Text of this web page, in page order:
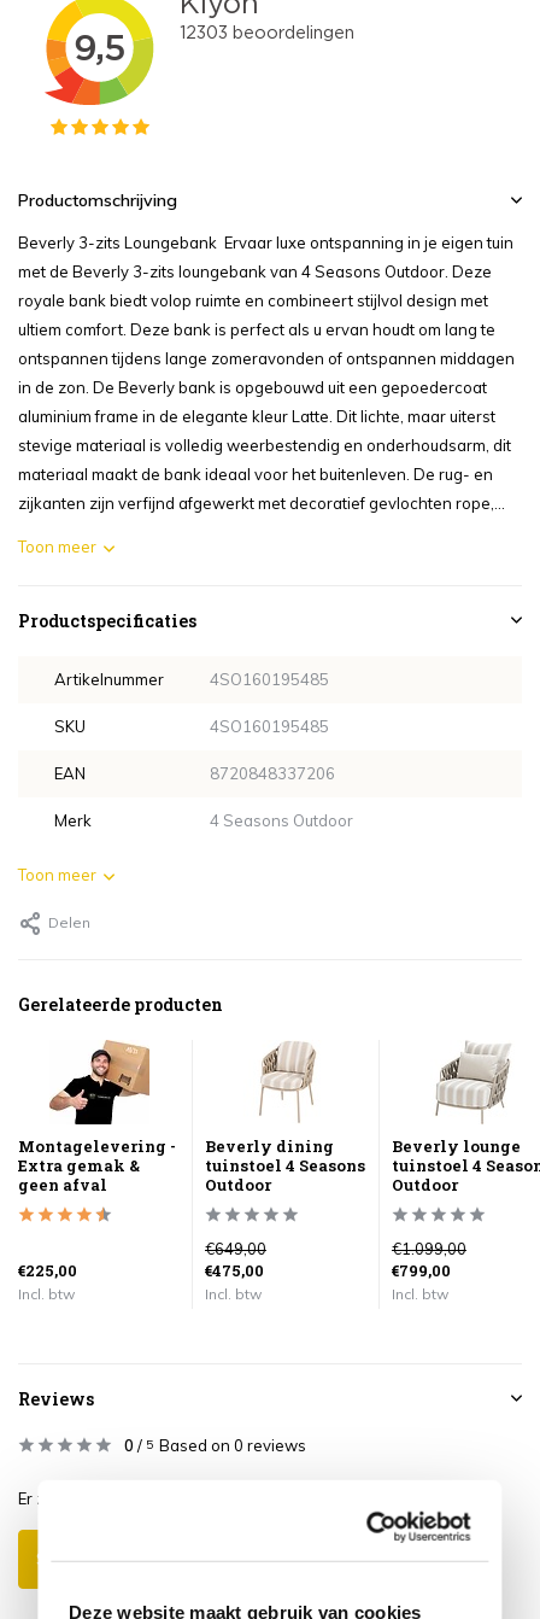
Deze website maakt gebruik van cookies
Productomschrijving
Beverly 3-zits Loungebank Ervaar luxe ontspanning in je eigen tuin
met de Beverly 3-zits loungebank van 4 Seasons Outdoor. Deze
royale bank biedt volop ruimte en combineert stijlvol design met
ultiem comfort. Deze bank is perfect als u ervan houdt om lang te
ontspannen tijdens lange zomeravonden of ontspannen middagen
in de zon. De Beverly bank is opgebouwd uit een gepoedercoat
aluminium frame in de elegante kleur Latte. Dit lichte, maar uiterst
stevige materiaal is volledig weerbestendig en onderhoudsarm, dit
materiaal maakt de bank ideaal voor het buitenleven. De rug- en
zijkanten zijn verfijnd afgewerkt met decoratief gevlochten rope,...
Toon meer
Productspecificaties
Artikelnummer 4SO160195485
SKU 4SO160195485
EAN 8720848337206
Merk 4 Seasons Outdoor
Toon meer
Delen
Gerelateerde producten
Montagelevering -
Extra gemak &
geen afval
€225,00
Incl. btw
Beverly dining
tuinstoel 4 Seasons
Outdoor
€649,00
€475,00
Incl. btw
Beverly lounge
tuinstoel 4
Outdoor
€1.099,00
€799,00
Incl. btw
Reviews
0 / 5 Based on 0 reviews
Er zijn nog geen reviews geschreven over dit product..
Schrijf je eigen review